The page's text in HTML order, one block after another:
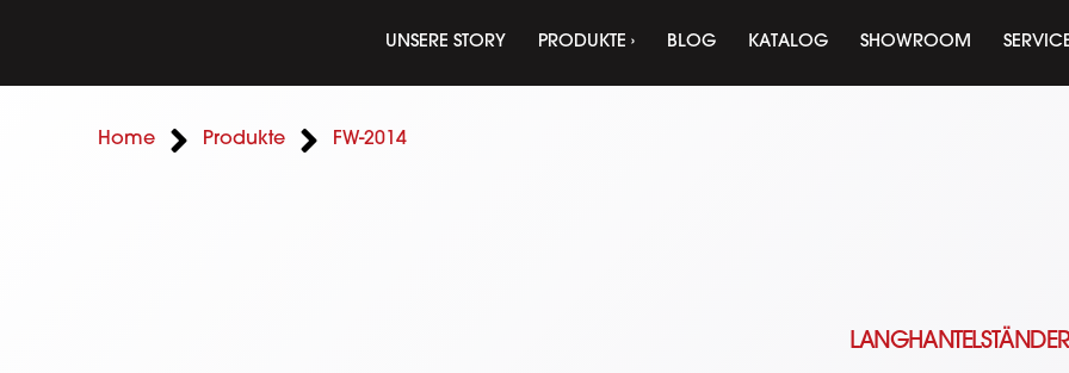
UNSERE STORY PRODUKTE › BLOG KATALOG SHOWROOM
Home Produkte FW-2014
LANGHANTELSTÄNDER